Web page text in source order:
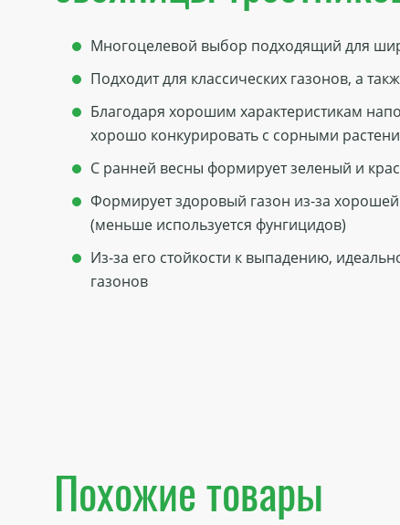
Многоцелевой выбор подходящий для
Подходит для классических газонов, а
Благодаря хорошим характеристикам
хорошо конкурировать с сорными
С ранней весны формирует зеленый и
Формирует здоровый газон из-за
(меньше используется фунгицидов)
Из-за его стойкости к выпадению,
газонов
Похожие товары